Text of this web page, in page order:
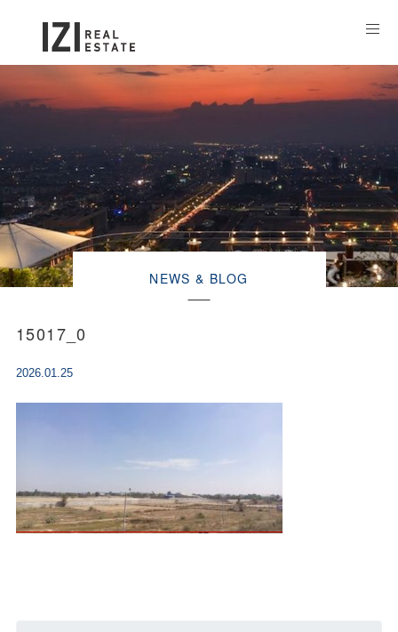
NEWS & BLOG
15017_0
2026.01.25